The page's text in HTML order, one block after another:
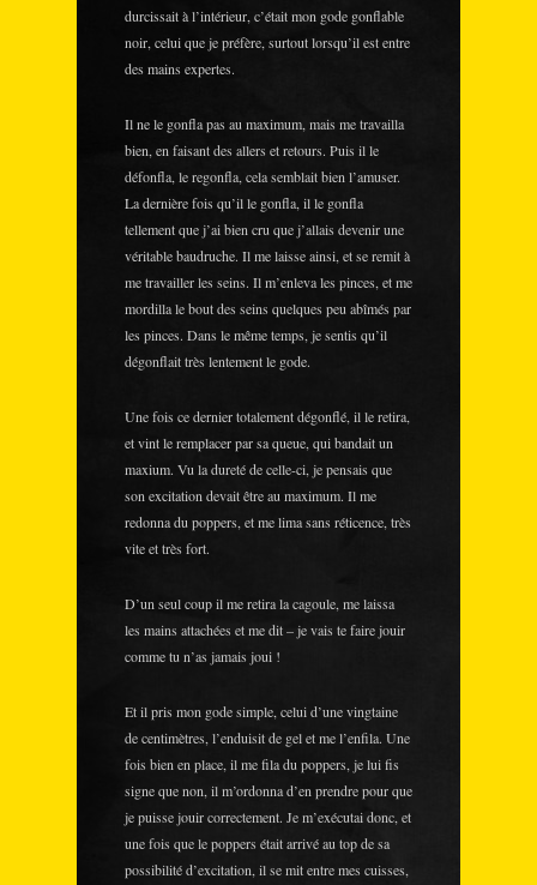
durcissait à l’intérieur, c’était mon gode gonflable
noir, celui que je préfère, surtout lorsqu’il est entre
des mains expertes.
Il ne le gonfla pas au maximum, mais me travailla
bien, en faisant des allers et retours. Puis il le
défonfla, le regonfla, cela semblait bien l’amuser.
La dernière fois qu’il le gonfla, il le gonfla
tellement que j’ai bien cru que j’allais devenir une
véritable baudruche. Il me laisse ainsi, et se remit à
me travailler les seins. Il m’enleva les pinces, et me
mordilla le bout des seins quelques peu abîmés par
les pinces. Dans le même temps, je sentis qu’il
dégonflait très lentement le gode.
Une fois ce dernier totalement dégonflé, il le retira,
et vint le remplacer par sa queue, qui bandait un
maxium. Vu la dureté de celle-ci, je pensais que
son excitation devait être au maximum. Il me
redonna du poppers, et me lima sans réticence, très
vite et très fort.
D’un seul coup il me retira la cagoule, me laissa
les mains attachées et me dit – je vais te faire jouir
comme tu n’as jamais joui !
Et il pris mon gode simple, celui d’une vingtaine
de centimètres, l’enduisit de gel et me l’enfila. Une
fois bien en place, il me fila du poppers, je lui fis
signe que non, il m’ordonna d’en prendre pour que
je puisse jouir correctement. Je m’exécutai donc, et
une fois que le poppers était arrivé au top de sa
possibilité d’excitation, il se mit entre mes cuisses,